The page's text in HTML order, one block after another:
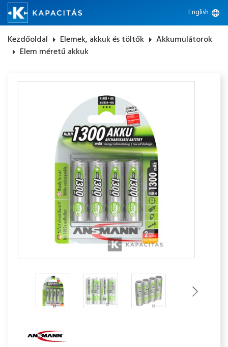
English language
Kezdőoldal arrow_right Elemek, akkuk és töltők arrow_right Akkumulátorok
arrow_right Elem méretű akkuk